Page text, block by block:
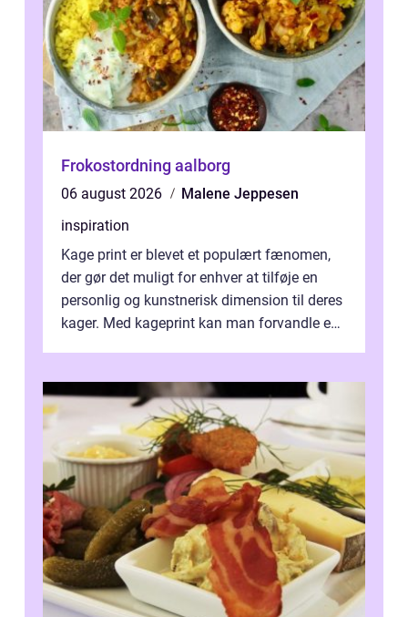
Frokostordning aalborg
06 august 2026
Malene Jeppesen
inspiration
Kage print er blevet et populært fænomen,
der gør det muligt for enhver at tilføje en
personlig og kunstnerisk dimension til deres
kager. Med kageprint kan man forvandle en